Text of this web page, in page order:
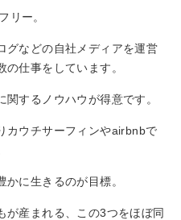
リー。
グなどの自社メディアを運営
仕事をしています。
するノウハウが得意です。
カウチサーフィンやairbnbで
に生きるのが目標。
が産まれる、この3つをほぼ同